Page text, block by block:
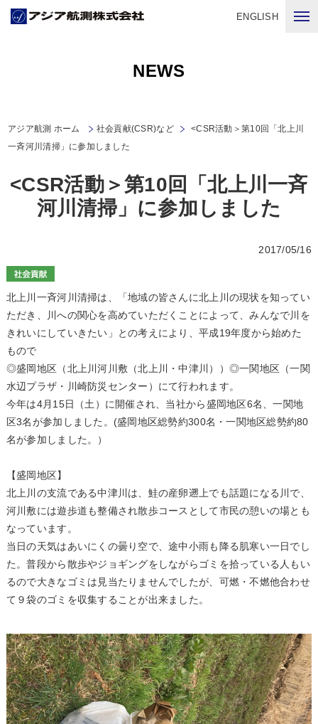
ENGLISH
NEWS
アジア航測 ホーム 社会貢献(CSR)など
<CSR活動＞第10回「北上川
一斉河川清掃」に参加しました
<CSR活動＞第10回「北上川一斉
河川清掃」に参加しました
2017/05/16
北上川一斉河川清掃は、「地域の皆さんに北上川の現状を知ってい
ただき、川への関心を高めていただくことによって、みんなで川を
きれいにしていきたい」との考えにより、平成19年度から始めた
もので
◎盛岡地区（北上川河川敷（北上川・中津川））◎一関地区（一関
水辺プラザ・川崎防災センター）にて行われます。
今年は4月15日（土）に開催され、当社から盛岡地区6名、一関地
区3名が参加しました。(盛岡地区総勢約300名・一関地区総勢約80
名が参加しました。）
【盛岡地区】
北上川の支流である中津川は、鮭の産卵遡上でも話題になる川で、
河川敷には遊歩道も整備され散歩コースとして市民の憩いの場とも
なっています。
当日の天気はあいにくの曇り空で、途中小雨も降る肌寒い一日でし
た。普段から散歩やジョギングをしながらゴミを拾っている人もい
るので大きなゴミは見当たりませんでしたが、可燃・不燃他合わせ
て９袋のゴミを収集することが出来ました。